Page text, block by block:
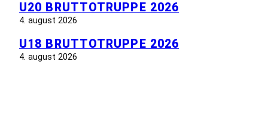
U20 BRUTTOTRUPPE 2026
4. august 2026
U18 BRUTTOTRUPPE 2026
4. august 2026